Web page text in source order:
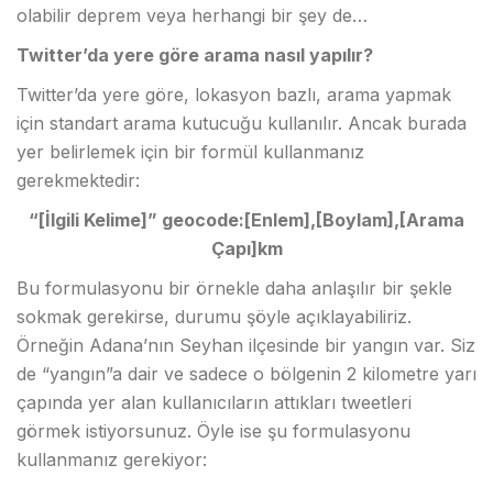
olabilir deprem veya herhangi bir şey de…
Twitter’da yere göre arama nasıl yapılır?
Twitter’da yere göre, lokasyon bazlı, arama yapmak
için standart arama kutucuğu kullanılır. Ancak burada
yer belirlemek için bir formül kullanmanız
gerekmektedir:
“[İlgili Kelime]” geocode:[Enlem],[Boylam],[Arama
Çapı]km
Bu formulasyonu bir örnekle daha anlaşılır bir şekle
sokmak gerekirse, durumu şöyle açıklayabiliriz.
Örneğin Adana’nın Seyhan ilçesinde bir yangın var. Siz
de “yangın”a dair ve sadece o bölgenin 2 kilometre yarı
çapında yer alan kullanıcıların attıkları tweetleri
görmek istiyorsunuz. Öyle ise şu formulasyonu
kullanmanız gerekiyor: